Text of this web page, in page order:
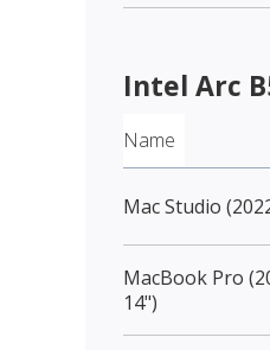
Intel Arc
Name
Mac Studio
MacBook Pro
14")